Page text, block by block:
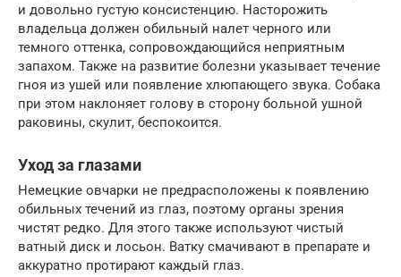
и довольно густую консистенцию. Насторожить
владельца должен обильный налет черного или
темного оттенка, сопровождающийся неприятным
запахом. Также на развитие болезни указывает течение
гноя из ушей или появление хлюпающего звука. Собака
при этом наклоняет голову в сторону больной ушной
раковины, скулит, беспокоится.
Уход за глазами
Немецкие овчарки не предрасположены к появлению
обильных течений из глаз, поэтому органы зрения
чистят редко. Для этого также используют чистый
ватный диск и лосьон. Ватку смачивают в препарате и
аккуратно протирают каждый глаз.